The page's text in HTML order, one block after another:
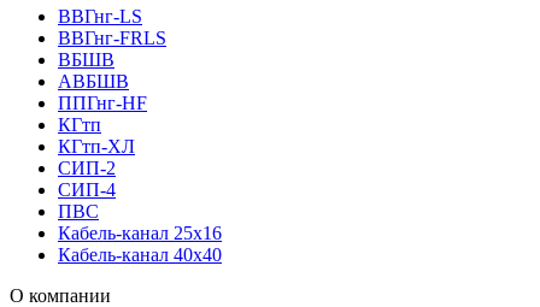
ВВГнг-LS
ВВГнг-FRLS
ВБШВ
АВБШВ
ППГнг-HF
КГтп
КГтп-ХЛ
СИП-2
СИП-4
ПВС
Кабель-канал 25х16
Кабель-канал 40х40
О компании